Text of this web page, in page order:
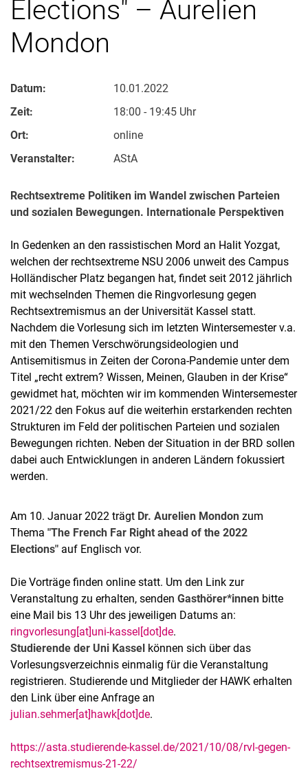
Elections" – Aurelien
Mondon
Datum:
10.01.2022
Zeit:
18:00 - 19:45 Uhr
Ort:
online
Veranstalter:
AStA
Rechtsextreme Politiken im Wandel zwischen Parteien
und sozialen Bewegungen. Internationale Perspektiven
In Gedenken an den rassistischen Mord an Halit Yozgat,
welchen der rechtsextreme NSU 2006 unweit des Campus
Holländischer Platz begangen hat, findet seit 2012 jährlich
mit wechselnden Themen die Ringvorlesung gegen
Rechtsextremismus an der Universität Kassel statt.
Nachdem die Vorlesung sich im letzten Wintersemester v.a.
mit den Themen Verschwörungsideologien und
Antisemitismus in Zeiten der Corona-Pandemie unter dem
Titel „recht extrem? Wissen, Meinen, Glauben in der Krise“
gewidmet hat, möchten wir im kommenden Wintersemester
2021/22 den Fokus auf die weiterhin erstarkenden rechten
Strukturen im Feld der politischen Parteien und sozialen
Bewegungen richten. Neben der Situation in der BRD sollen
dabei auch Entwicklungen in anderen Ländern fokussiert
werden.
Am 10. Januar 2022 trägt Dr. Aurelien Mondon zum
Thema "The French Far Right ahead of the 2022
Elections" auf Englisch vor.
Die Vorträge finden online statt. Um den Link zur
Veranstaltung zu erhalten, senden Gasthörer*innen bitte
eine Mail bis 13 Uhr des jeweiligen Datums an:
ringvorlesung[at]uni-kassel[dot]de.
Studierende der Uni Kassel können sich über das
Vorlesungsverzeichnis einmalig für die Veranstaltung
registrieren. Studierende und Mitglieder der HAWK erhalten
den Link über eine Anfrage an
julian.sehmer[at]hawk[dot]de.
https://asta.studierende-kassel.de/2021/10/08/rvl-gegen-
rechtsextremismus-21-22/